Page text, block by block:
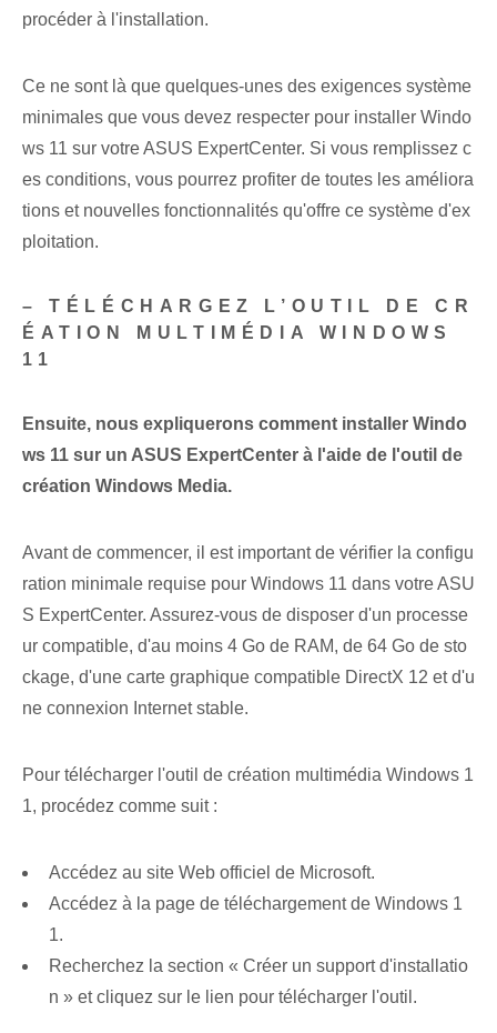
procéder à l'installation.
Ce ne sont là que quelques-unes des exigences système
minimales que vous devez respecter pour installer Windo
ws 11 sur votre ASUS ExpertCenter. Si vous remplissez c
es conditions, vous pourrez profiter de toutes les améliora
tions et nouvelles fonctionnalités qu'offre ce système d'ex
ploitation.
– TÉLÉCHARGEZ L’OUTIL DE CR
ÉATION MULTIMÉDIA WINDOWS
11
Ensuite, nous expliquerons comment installer Windo
ws 11 sur un ASUS ExpertCenter à l'aide de l'outil de
création Windows Media.
Avant de commencer, il est important de vérifier la configu
ration minimale requise pour Windows 11 dans votre ASU
S ExpertCenter. Assurez-vous de disposer d'un processe
ur compatible, d'au moins 4 Go de RAM, de 64 Go de sto
ckage, d'une carte graphique compatible DirectX 12 et d'u
ne connexion Internet stable.
Pour télécharger l'outil de création multimédia Windows 1
1, procédez comme suit :
Accédez au site Web officiel de Microsoft.
Accédez à la page de téléchargement de Windows 1
1.
Recherchez la section « Créer un support d'installatio
n » et cliquez sur le lien pour télécharger l'outil.